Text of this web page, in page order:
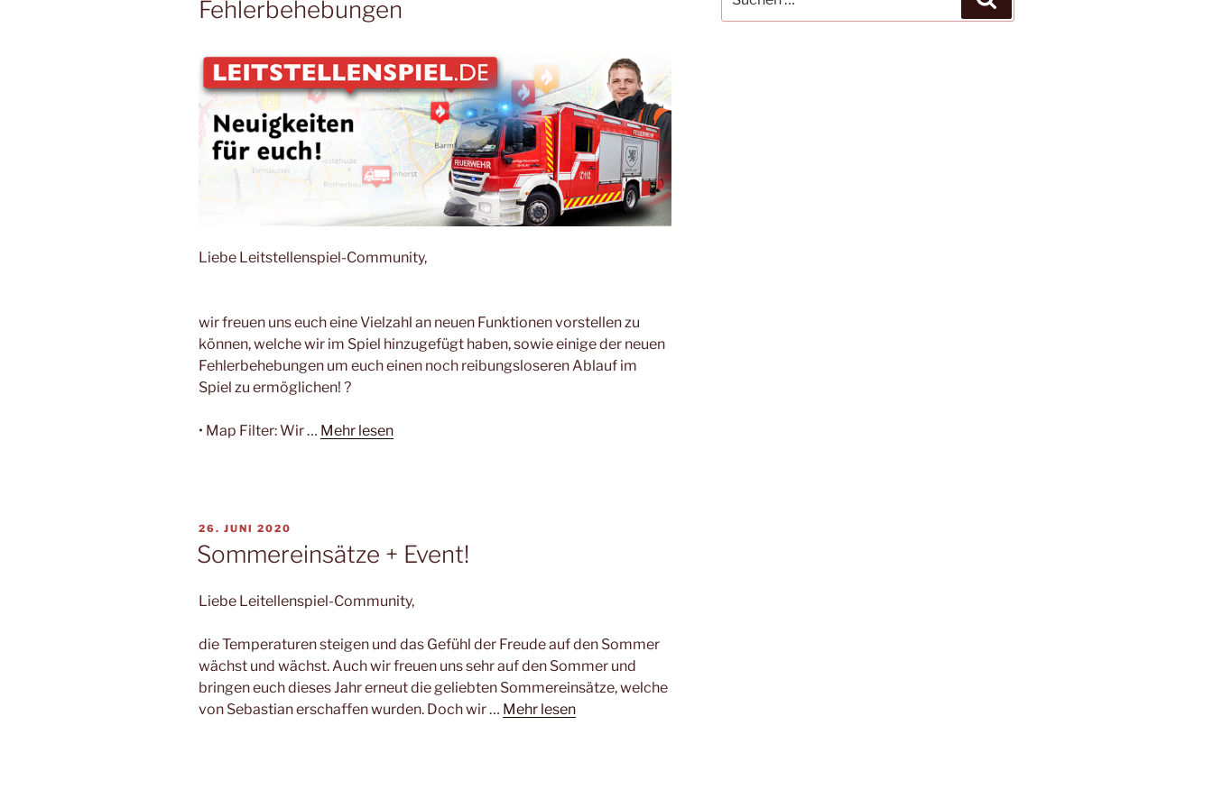
Fehlerbehebungen
Liebe Leitstellenspiel-Community,
wir freuen uns euch eine Vielzahl an neuen Funktionen vorstellen zu
können, welche wir im Spiel hinzugefügt haben, sowie einige der neuen
Fehlerbehebungen um euch einen noch reibungsloseren Ablauf im
Spiel zu ermöglichen! ?
• Map Filter: Wir … Mehr lesen
VERÖFFENTLICHT
AM
26. JUNI 2020
Sommereinsätze + Event!
Liebe Leitellenspiel-Community,
die Temperaturen steigen und das Gefühl der Freude auf den Sommer
wächst und wächst. Auch wir freuen uns sehr auf den Sommer und
bringen euch dieses Jahr erneut die geliebten Sommereinsätze, welche
von Sebastian erschaffen wurden. Doch wir … Mehr lesen
nach: